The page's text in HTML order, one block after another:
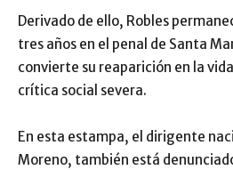
Derivado de ello, Robles
tres años en el penal de Santa
convierte su reaparición en la
crítica social severa.
En esta estampa, el dirigente
Moreno, también está